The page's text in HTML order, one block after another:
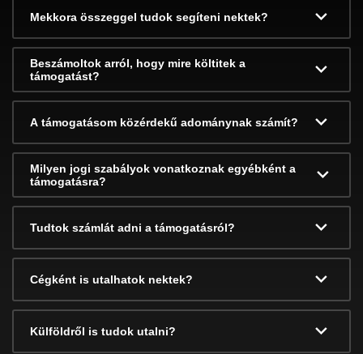
Mekkora összeggel tudok segíteni nektek?
Beszámoltok arról, hogy mire költitek a
támogatást?
A támogatásom közérdekű adománynak számít?
Milyen jogi szabályok vonatkoznak egyébként a
támogatásra?
Tudtok számlát adni a támogatásról?
Cégként is utalhatok nektek?
Külföldről is tudok utalni?